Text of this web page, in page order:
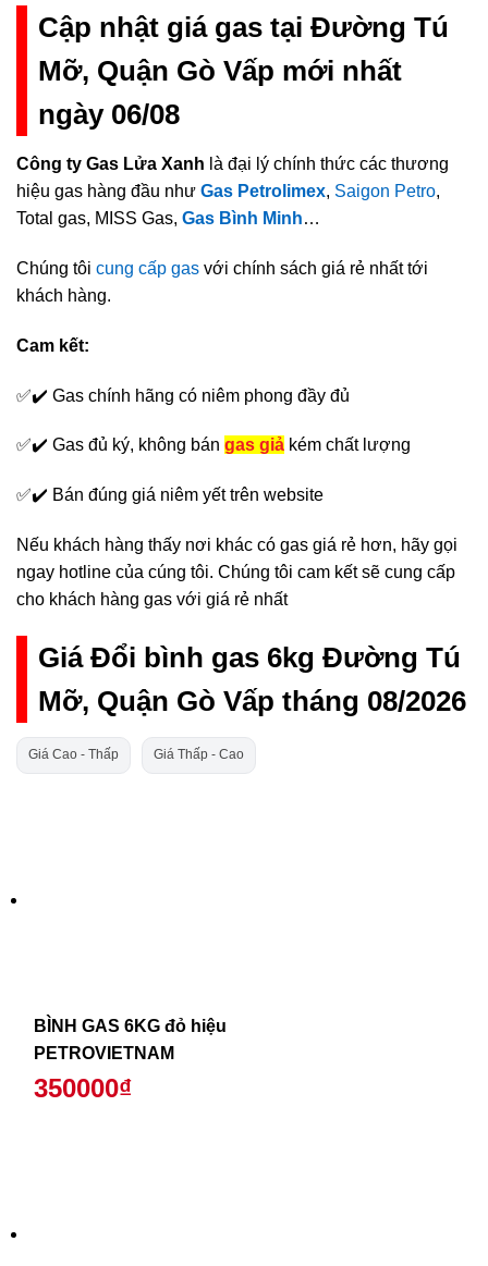
Cập nhật giá gas tại Đường Tú
Mỡ, Quận Gò Vấp mới nhất
ngày 06/08
Công ty Gas Lửa Xanh là đại lý chính thức các thương
hiệu gas hàng đầu như Gas Petrolimex, Saigon Petro,
Total gas, MISS Gas, Gas Bình Minh…
Chúng tôi cung cấp gas với chính sách giá rẻ nhất tới
khách hàng.
Cam kết:
✅✔️ Gas chính hãng có niêm phong đầy đủ
✅✔️ Gas đủ ký, không bán gas giả kém chất lượng
✅✔️ Bán đúng giá niêm yết trên website
Nếu khách hàng thấy nơi khác có gas giá rẻ hơn, hãy gọi
ngay hotline của cúng tôi. Chúng tôi cam kết sẽ cung cấp
cho khách hàng gas với giá rẻ nhất
Giá Đổi bình gas 6kg Đường Tú
Mỡ, Quận Gò Vấp tháng 08/2026
Giá Cao - Thấp Giá Thấp - Cao
BÌNH GAS 6KG đỏ hiệu
PETROVIETNAM
350000₫